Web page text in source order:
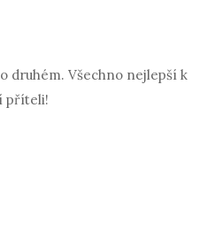
druhém. Všechno nejlepší k
příteli!